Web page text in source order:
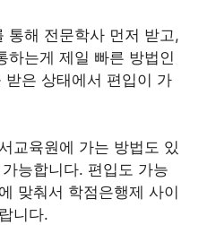
통해 전문학사 먼저 받고,
하는게 제일 빠른 방법인
받은 상태에서 편입이 가
교육원에 가는 방법도 있
능합니다. 편입도 가능
맞춰서 학점은행제 사이
니다.